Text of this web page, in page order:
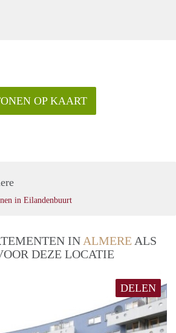
OP KAART
in Eilandenbuurt
IN ALMERE ALS
DEZE LOCATIE
DELEN